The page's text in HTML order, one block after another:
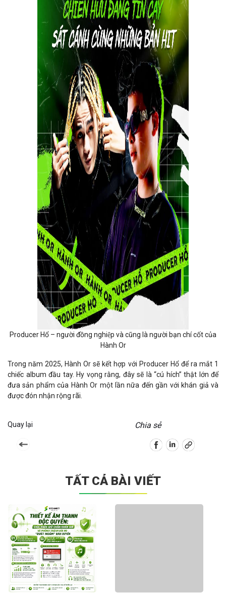
Producer Hổ – người đồng nghiệp và cũng là người bạn chí cốt của
Hành Or
Trong năm 2025, Hành Or sẽ kết hợp với Producer Hổ để ra mắt 1
chiếc album đầu tay. Hy vọng rằng, đây sẽ là “cú hích” thật lớn để
đưa sản phẩm của Hành Or một lần nữa đến gần với khán giả và
được đón nhận rộng rãi.
Quay lại Chia sẻ
TẤT CẢ BÀI VIẾT